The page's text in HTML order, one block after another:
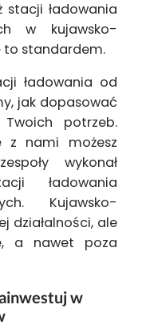
ładowania
w kujawsko-
to standardem.
ładowania od
jak dopasować
potrzeb.
z nami możesz
wykonał
ładowania
Kujawsko-
działalności, ale
a nawet poza
w